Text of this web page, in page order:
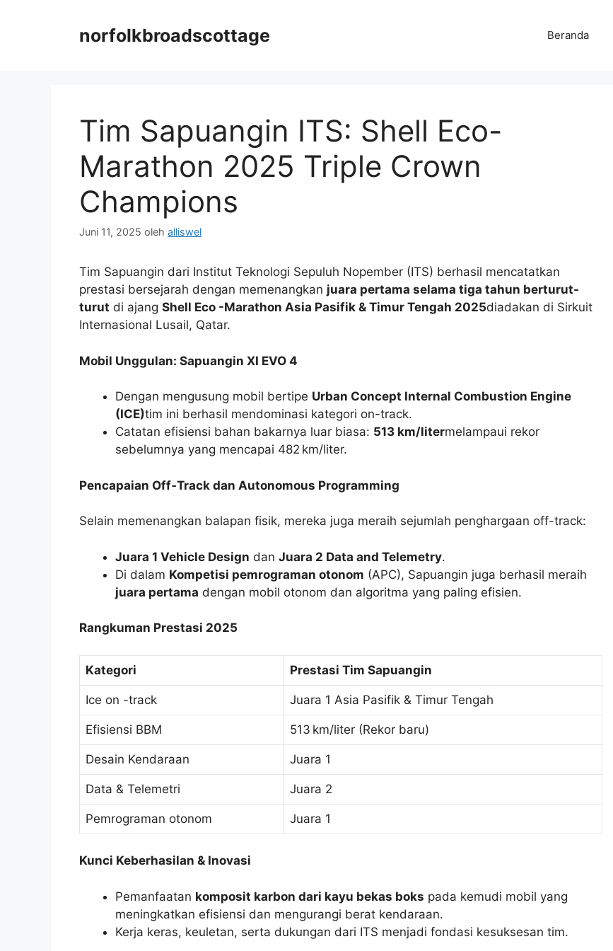
norfolkbroadscottage Beranda
Tim Sapuangin ITS: Shell Eco-
Marathon 2025 Triple Crown
Champions
Juni 11, 2025 oleh alliswel
Tim Sapuangin dari Institut Teknologi Sepuluh Nopember (ITS) berhasil mencatatkan
prestasi bersejarah dengan memenangkan juara pertama selama tiga tahun berturut-
turut di ajang Shell Eco -Marathon Asia Pasifik & Timur Tengah 2025diadakan di Sirkuit
Internasional Lusail, Qatar.
Mobil Unggulan: Sapuangin XI EVO 4
Dengan mengusung mobil bertipe Urban Concept Internal Combustion Engine
(ICE)tim ini berhasil mendominasi kategori on-track.
Catatan efisiensi bahan bakarnya luar biasa: 513 km/litermelampaui rekor
sebelumnya yang mencapai 482 km/liter.
Pencapaian Off‑Track dan Autonomous Programming
Selain memenangkan balapan fisik, mereka juga meraih sejumlah penghargaan off-track:
Juara 1 Vehicle Design dan Juara 2 Data and Telemetry.
Di dalam Kompetisi pemrograman otonom (APC), Sapuangin juga berhasil meraih
juara pertama dengan mobil otonom dan algoritma yang paling efisien.
Rangkuman Prestasi 2025
Kategori Prestasi Tim Sapuangin
Ice on -track Juara 1 Asia Pasifik & Timur Tengah
Efisiensi BBM 513 km/liter (Rekor baru)
Desain Kendaraan Juara 1
Data & Telemetri Juara 2
Pemrograman otonom Juara 1
Kunci Keberhasilan & Inovasi
Pemanfaatan komposit karbon dari kayu bekas boks pada kemudi mobil yang
meningkatkan efisiensi dan mengurangi berat kendaraan.
Kerja keras, keuletan, serta dukungan dari ITS menjadi fondasi kesuksesan tim.